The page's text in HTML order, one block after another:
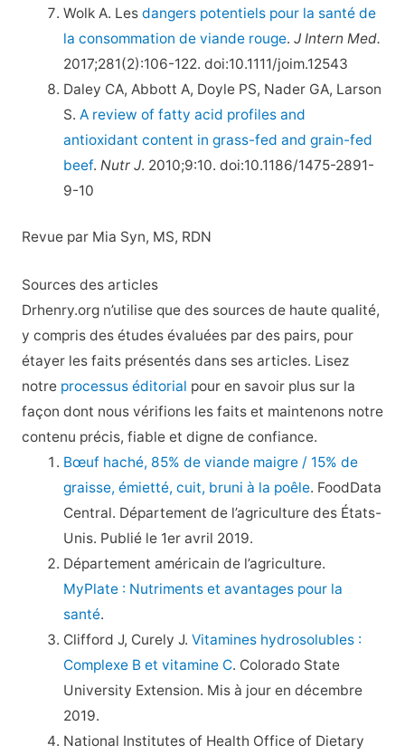
Wolk A. Lesdangers potentiels pour la santé de
la consommation de viande rouge.J Intern Med.
2017;281(2):106-122. doi:10.1111/joim.12543
Daley CA, Abbott A, Doyle PS, Nader GA, Larson
S. A review of fatty acid profiles and
antioxidant content in grass-fed and grain-fed
beef. Nutr J. 2010;9:10. doi:10.1186/1475-2891-
9-10
Revue par Mia Syn, MS, RDN
Sources des articles
Drhenry.org n’utilise que des sources de haute qualité,
y compris des études évaluées par des pairs, pour
étayer les faits présentés dans ses articles. Lisez
notre processus éditorial pour en savoir plus sur la
façon dont nous vérifions les faits et maintenons notre
contenu précis, fiable et digne de confiance.
Bœuf haché, 85% de viande maigre / 15% de
graisse, émietté, cuit, bruni à la poêle. FoodData
Central. Département de l’agriculture des États-
Unis. Publié le 1er avril 2019.
Département américain de l’agriculture.
MyPlate : Nutriments et avantages pour la
santé.
Clifford J, Curely J.Vitamines hydrosolubles :
Complexe B et vitamine C. Colorado State
University Extension. Mis à jour en décembre
2019.
National Institutes of Health Office of Dietary